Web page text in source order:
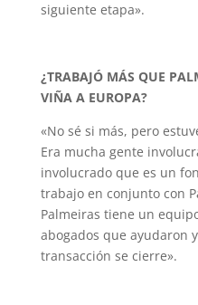
siguiente etapa».
¿TRABAJÓ MÁS QUE
VIÑA A EUROPA?
«No sé si más, pero
Era mucha gente
involucrado que es un
trabajo en conjunto con
Palmeiras tiene un
abogados que ayudaron
transacción se cierre».